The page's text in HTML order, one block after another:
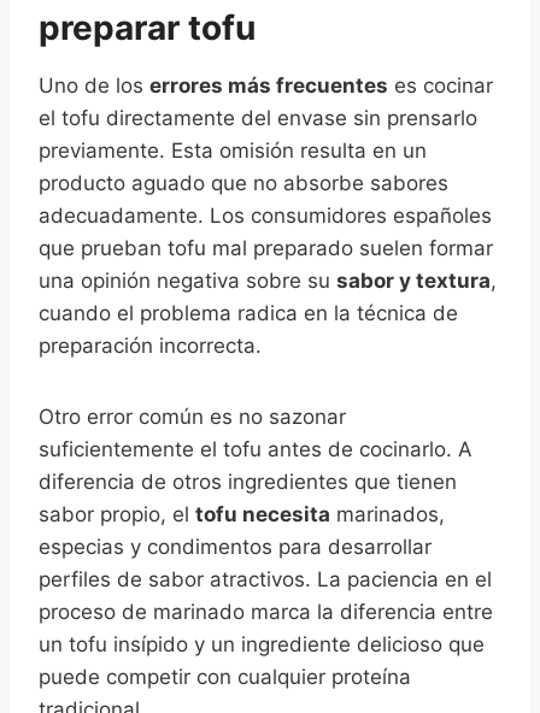
preparar tofu
Uno de los errores más frecuentes es cocinar
el tofu directamente del envase sin prensarlo
previamente. Esta omisión resulta en un
producto aguado que no absorbe sabores
adecuadamente. Los consumidores españoles
que prueban tofu mal preparado suelen formar
una opinión negativa sobre su sabor y textura,
cuando el problema radica en la técnica de
preparación incorrecta.
Otro error común es no sazonar
suficientemente el tofu antes de cocinarlo. A
diferencia de otros ingredientes que tienen
sabor propio, el tofu necesita marinados,
especias y condimentos para desarrollar
perfiles de sabor atractivos. La paciencia en el
proceso de marinado marca la diferencia entre
un tofu insípido y un ingrediente delicioso que
puede competir con cualquier proteína